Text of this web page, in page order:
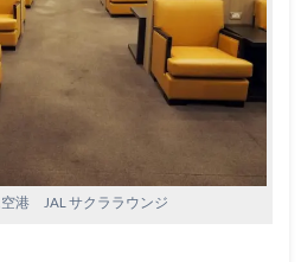
空港 JAL サクララウンジ